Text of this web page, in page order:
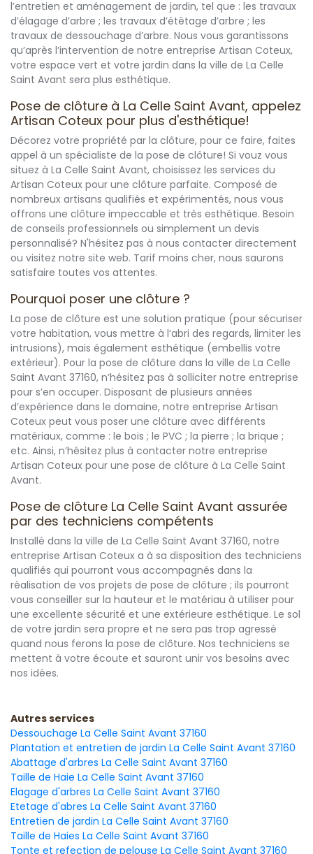
l’entretien et aménagement de jardin, tel que : les travaux
d’élagage d’arbre ; les travaux d’étêtage d’arbre ; les
travaux de dessouchage d’arbre. Nous vous garantissons
qu’après l’intervention de notre entreprise Artisan Coteux,
votre espace vert et votre jardin dans la ville de La Celle
Saint Avant sera plus esthétique.
Pose de clôture à La Celle Saint Avant, appelez
Artisan Coteux pour plus d'esthétique!
Décorez votre propriété par la clôture, pour ce faire, faites
appel à un spécialiste de la pose de clôture! Si vouz vous
situez à La Celle Saint Avant, choisissez les services du
Artisan Coteux pour une clôture parfaite. Composé de
nombreux artisans qualifiés et expérimentés, nous vous
offrons une clôture impeccable et très esthétique. Besoin
de conseils professionnels ou simplement un devis
personnalisé? N'hésitez pas à nous contacter directement
ou visitez notre site web. Tarif moins cher, nous saurons
satisfaire toutes vos attentes.
Pourquoi poser une clôture ?
La pose de clôture est une solution pratique (pour sécuriser
votre habitation, vous mettre à l’abri des regards, limiter les
intrusions), mais également esthétique (embellis votre
extérieur). Pour la pose de clôture dans la ville de La Celle
Saint Avant 37160, n’hésitez pas à solliciter notre entreprise
pour s’en occuper. Disposant de plusieurs années
d’expérience dans le domaine, notre entreprise Artisan
Coteux peut vous poser une clôture avec différents
matériaux, comme : le bois ; le PVC ; la pierre ; la brique ;
etc. Ainsi, n’hésitez plus à contacter notre entreprise
Artisan Coteux pour une pose de clôture à La Celle Saint
Avant.
Pose de clôture La Celle Saint Avant assurée
par des techniciens compétents
Installé dans la ville de La Celle Saint Avant 37160, notre
entreprise Artisan Coteux a à sa disposition des techniciens
qualifiés qui pourront vous accompagnés dans la
réalisation de vos projets de pose de clôture ; ils pourront
vous conseiller sur la hauteur et le matériau à utiliser pour
une excellente sécurité et une extérieure esthétique. Le sol
de votre jardin sera propre et ne sera pas trop agressé
quand nous ferons la pose de clôture. Nos techniciens se
mettent à votre écoute et sauront unir vos besoins avec
nos idées.
Autres services
Dessouchage La Celle Saint Avant 37160
Plantation et entretien de jardin La Celle Saint Avant 37160
Abattage d'arbres La Celle Saint Avant 37160
Taille de Haie La Celle Saint Avant 37160
Elagage d'arbres La Celle Saint Avant 37160
Etetage d'abres La Celle Saint Avant 37160
Entretien de jardin La Celle Saint Avant 37160
Taille de Haies La Celle Saint Avant 37160
Tonte et refection de pelouse La Celle Saint Avant 37160